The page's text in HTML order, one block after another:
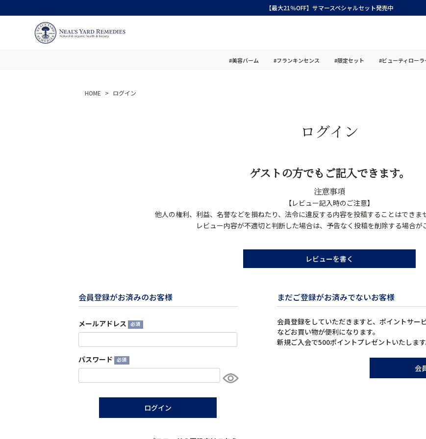
【最大21％OFF】サマースペシャルセット発売中
#美容バーム #フランキンセンス #限定セット #ビューティローラ
HOME ログイン
ログイン
ゲストの方でもご記入できます。
注意事項
【レビュー記入時のご注意】
他人の権利、利益、名誉などを損ねたり、法令に違反する内容を投稿することはできま
レビュー内容が不適切と判断した場合は、予告なく投稿を削除する場合が
レビューを書く
会員登録がお済みのお客様
メールアドレス
(必
須)
パスワード
(必
須)
ログイン
まだご登録がお済みでないお客様
会員登録をしていただきますと、ポイントサー
などお買い物が便利になります。
新規ご入会で500ポイントプレゼントいたします
会